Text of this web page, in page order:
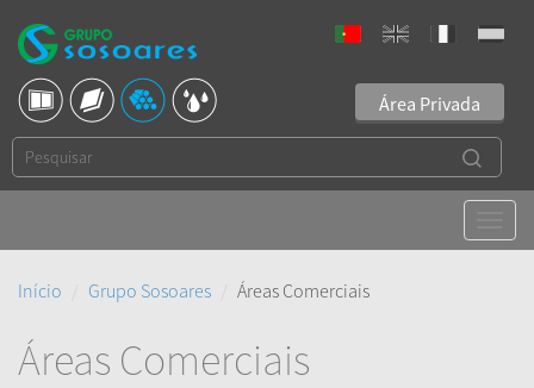
Área Privada
Início Grupo Sosoares Áreas Comerciais
Áreas Comerciais